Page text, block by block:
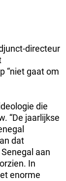
directeur
“niet gaat om
die
“De jaarlijkse
dat
aan
In
enorme